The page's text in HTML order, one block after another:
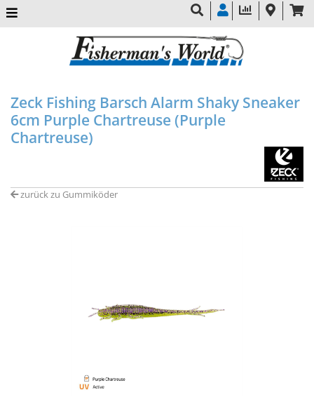
Zeck Fishing Barsch Alarm Shaky Sneaker
6cm Purple Chartreuse (Purple
Chartreuse)
zurück zu Gummiköder